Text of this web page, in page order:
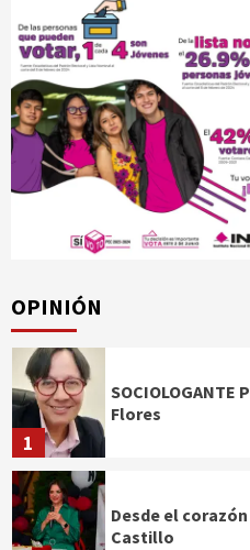
OPINIÓN
1
SOCIOLOGANTE
Flores
Desde el
Castillo